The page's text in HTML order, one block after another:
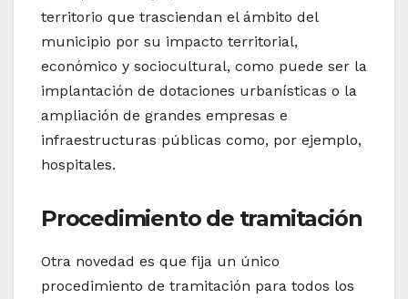
territorio que trasciendan el ámbito del
municipio por su impacto territorial,
económico y sociocultural, como puede ser la
implantación de dotaciones urbanísticas o la
ampliación de grandes empresas e
infraestructuras públicas como, por ejemplo,
hospitales.
Procedimiento de tramitación
Otra novedad es que fija un único
procedimiento de tramitación para todos los